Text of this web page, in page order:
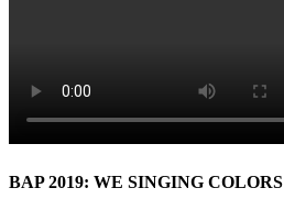
BAP 2019: WE SINGING COLORS